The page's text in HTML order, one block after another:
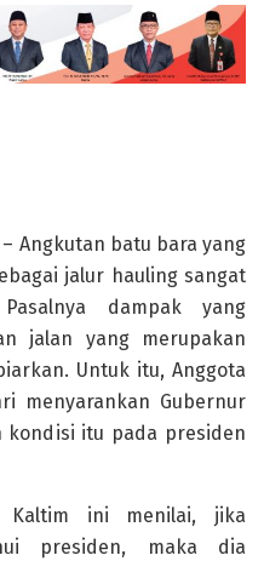
– Angkutan batu bara yang
jalur hauling sangat
dampak yang
jalan yang merupakan
Untuk itu, Anggota
menyarankan Gubernur
kondisi itu pada presiden
Kaltim ini menilai, jika
presiden, maka dia